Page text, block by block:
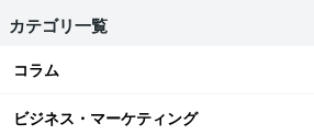
カテゴリ一覧
コラム
ビジネス・マーケティング